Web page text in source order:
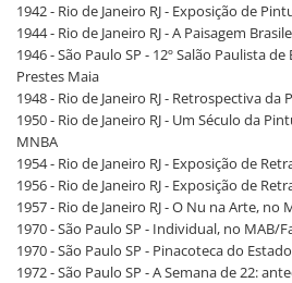
1942 - Rio de Janeiro RJ - Exposição de
1944 - Rio de Janeiro RJ - A Paisagem
1946 - São Paulo SP - 12º Salão Paulista
Prestes Maia
1948 - Rio de Janeiro RJ - Retrospectiva
1950 - Rio de Janeiro RJ - Um Século da
MNBA
1954 - Rio de Janeiro RJ - Exposição de
1956 - Rio de Janeiro RJ - Exposição de
1957 - Rio de Janeiro RJ - O Nu na Arte, no
1970 - São Paulo SP - Individual, no MAB/
1970 - São Paulo SP - Pinacoteca do
1972 - São Paulo SP - A Semana de 22: